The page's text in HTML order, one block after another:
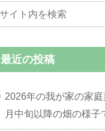
最近の投稿
2026年の我が家の家
月中旬以降の畑の様子